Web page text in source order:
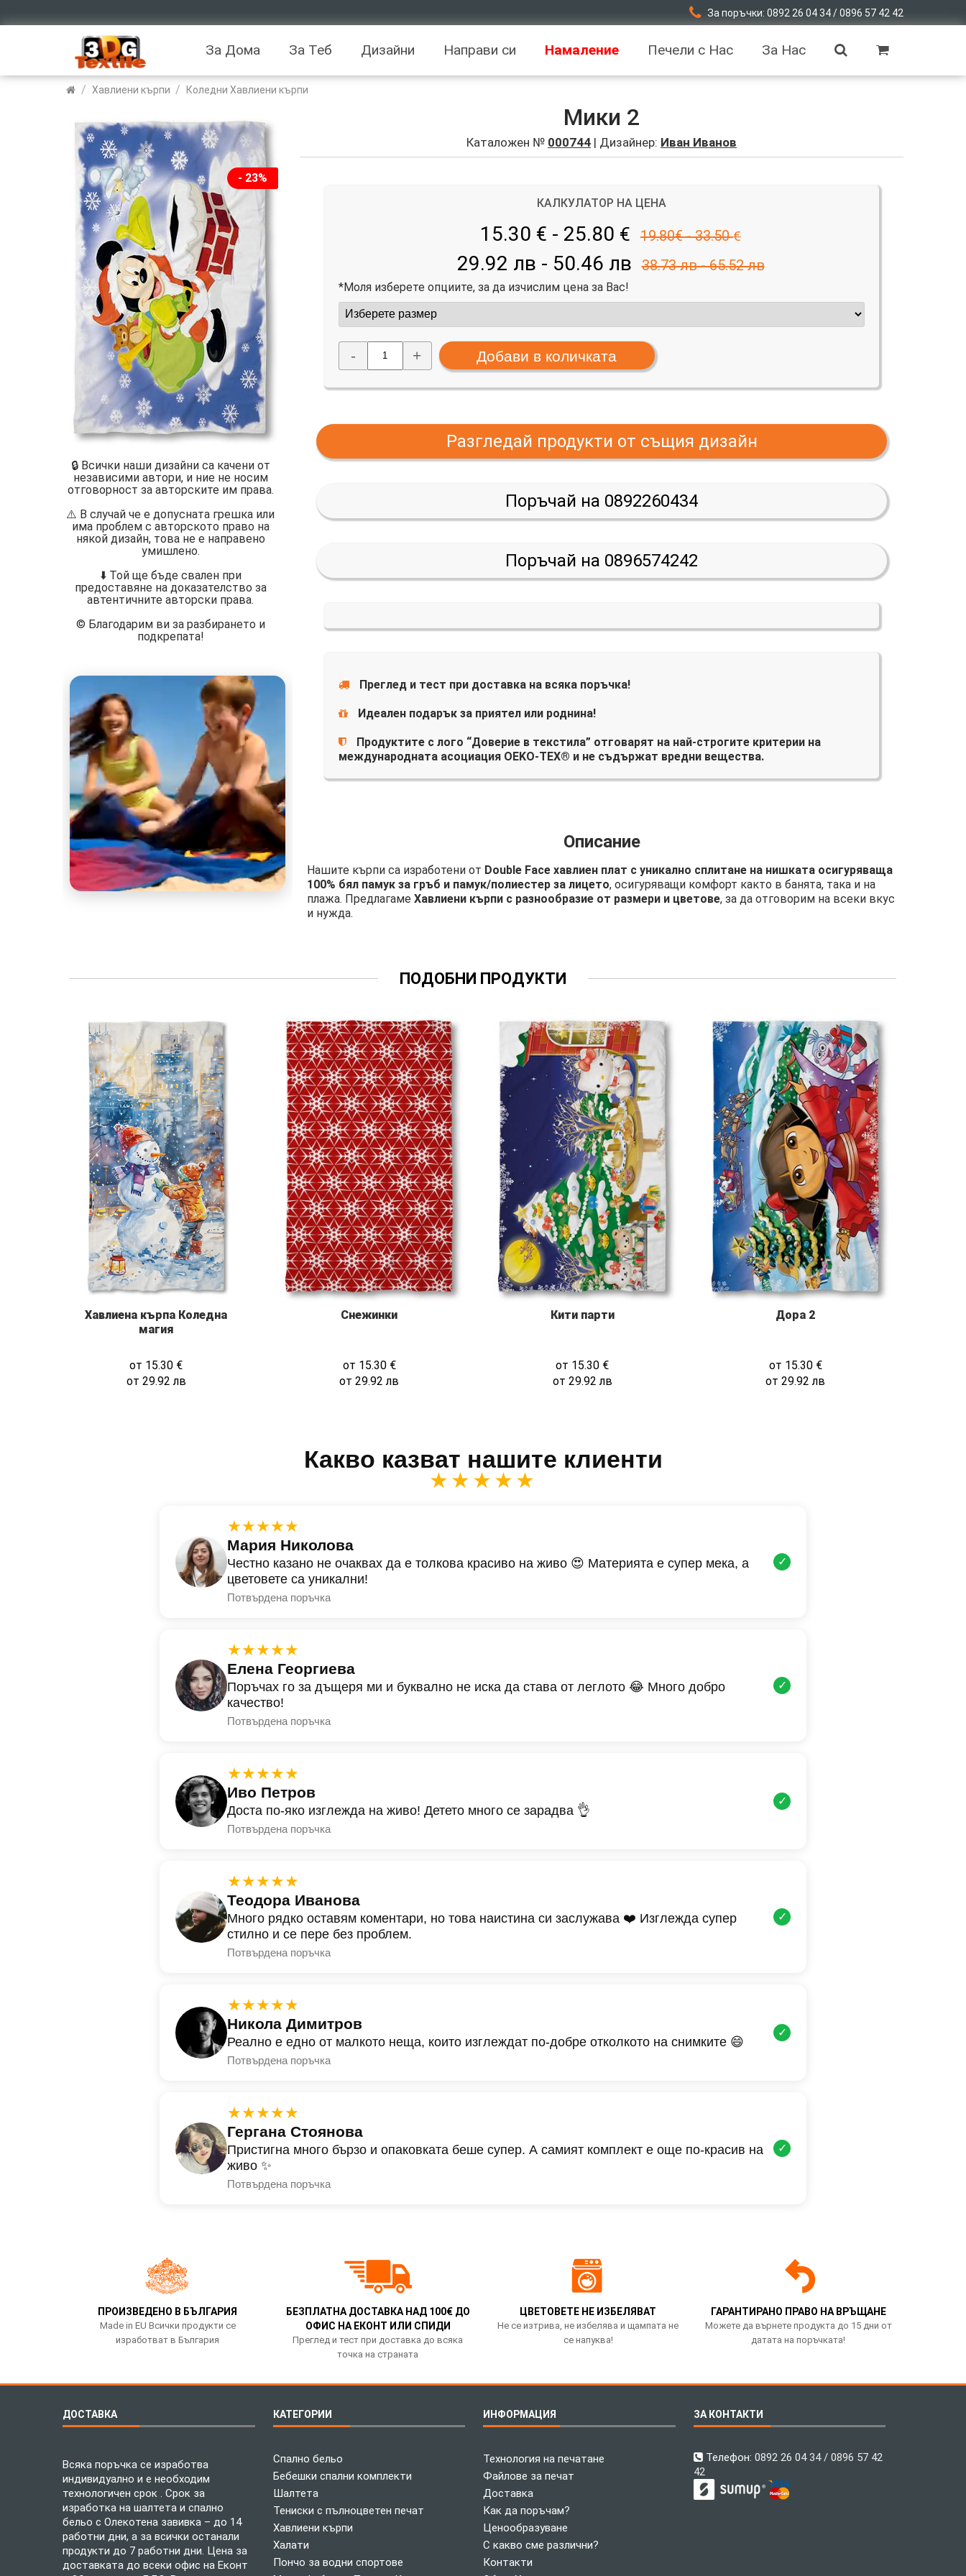
За поръчки: 0892 26 04 34 / 0896 57 42 42
За Дома За Теб Дизайни Направи си Намаление Печели с Нас За Нас
/ Хавлиени кърпи / Коледни Хавлиени кърпи
- 23%
🔒 Всички наши дизайни са качени от
независими автори, и ние не носим
отговорност за авторските им права.
⚠️ В случай че е допусната грешка или
има проблем с авторското право на
някой дизайн, това не е направено
умишлено.
⬇️ Той ще бъде свален при
предоставяне на доказателство за
автентичните авторски права.
©️ Благодарим ви за разбирането и
подкрепата!
Мики 2
Каталожен № 000744 | Дизайнер: Иван Иванов
КАЛКУЛАТОР НА ЦЕНА
15.30 € - 25.80 € 19.80€ - 33.50 €
29.92 лв - 50.46 лв 38.73 лв - 65.52 лв
*Моля изберете опциите, за да изчислим цена за Вас!
- +
Разгледай продукти от същия дизайн
Поръчай на 0892260434
Поръчай на 0896574242
Преглед и тест при доставка на всяка поръчка!
Идеален подарък за приятел или роднина!
Продуктите с лого “Доверие в текстила” отговарят на най-строгите критерии на
международната асоциация OEKO-TEX® и не съдържат вредни вещества.
Описание
Нашите кърпи са изработени от Double Face хавлиен плат с уникално сплитане на нишката осигуряваща
100% бял памук за гръб и памук/полиестер за лицето, осигуряващи комфорт както в банята, така и на
плажа. Предлагаме Хавлиени кърпи с разнообразие от размери и цветове, за да отговорим на всеки вкус
и нужда.
ПОДОБНИ ПРОДУКТИ
Хавлиена кърпа Коледна
магия
от 15.30 €
от 29.92лв
Снежинки
от 15.30 €
от29.92лв
Кити парти
от 15.30 €
от 29.92лв
Дора 2
от 15.30 €
от29.92лв
Какво казват нашите клиенти
★★★★★
★★★★★
Мария Николова
Честно казано не очаквах да е толкова красиво на живо 😍 Материята е супер мека, а
цветовете са уникални!
Потвърдена поръчка
✓
★★★★★
Елена Георгиева
Поръчах го за дъщеря ми и буквално не иска да става от леглото 😂 Много добро
качество!
Потвърдена поръчка
✓
★★★★★
Иво Петров
Доста по-яко изглежда на живо! Детето много се зарадва 👌
Потвърдена поръчка
✓
★★★★★
Теодора Иванова
Много рядко оставям коментари, но това наистина си заслужава ❤️ Изглежда супер
стилно и се пере без проблем.
Потвърдена поръчка
✓
★★★★★
Никола Димитров
Реално е едно от малкото неща, които изглеждат по-добре отколкото на снимките 😄
Потвърдена поръчка
✓
★★★★★
Гергана Стоянова
Пристигна много бързо и опаковката беше супер. А самият комплект е още по-красив на
живо ✨
Потвърдена поръчка
✓
ПРОИЗВЕДЕНО В БЪЛГАРИЯ
Made in EU Всички продукти се
изработват в България
БЕЗПЛАТНА ДОСТАВКА НАД 100€ ДО
ОФИС НА ЕКОНТ ИЛИ СПИДИ
Преглед и тест при доставка до всяка
точка на страната
ЦВЕТОВЕТЕ НЕ ИЗБЕЛЯВАТ
Не се изтрива, не избелява и щампата не
се напуква!
ГАРАНТИРАНО ПРАВО НА ВРЪЩАНЕ
Можете да върнете продукта до 15 дни от
датата на поръчката!
ДОСТАВКА
Всяка поръчка се изработва
индивидуално и е необходим
технологичен срок . Срок за
изработка на шалтета и спално
бельо с Олекотена завивка – до 14
работни дни, а за всички останали
продукти до 7 работни дни. Цена за
доставката до всеки офис на Еконт
КАТЕГОРИИ
Спално бельо
Бебешки спални комплекти
Шалтета
Тениски с пълноцветен печат
Хавлиени кърпи
Халати
Пончо за водни спортове
ИНФОРМАЦИЯ
Технология на печатане
Файлове за печат
Доставка
Как да поръчам?
Ценообразуване
С какво сме различни?
Контакти
ЗА КОНТАКТИ
Телефон: 0892 26 04 34 / 0896 57 42
42